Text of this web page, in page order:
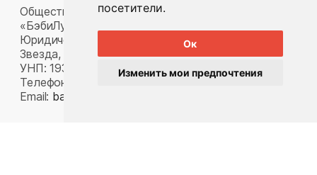
посетители.
Ок
Изменить мои предпочтения
Общество с ограниченной ответственностью
«БэбиЛук»
Юридический адрес: 220117, г. Минск, пр-т Газеты
Звезда, д. 16, пом. 52
УНП: 193815124
Телефон:
Email: babylook.gm@gmail.com